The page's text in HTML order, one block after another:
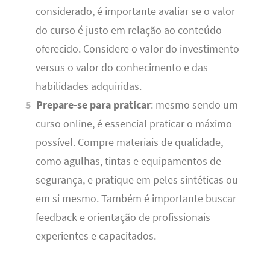
considerado, é importante avaliar se o valor
do curso é justo em relação ao conteúdo
oferecido. Considere o valor do investimento
versus o valor do conhecimento e das
habilidades adquiridas.
Prepare-se para praticar: mesmo sendo um
curso online, é essencial praticar o máximo
possível. Compre materiais de qualidade,
como agulhas, tintas e equipamentos de
segurança, e pratique em peles sintéticas ou
em si mesmo. Também é importante buscar
feedback e orientação de profissionais
experientes e capacitados.